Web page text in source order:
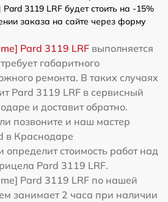
3119 LRF будет стоить на -15%
заказа на сайте через форму
Pard 3119 LRF выполняется
габаритного
ремонта. В таких случаях
Pard 3119 LRF в сервисный
и доставит обратно.
позвоните и наш мастер
в Краснодаре
определит стоимость работ над
Pard 3119 LRF.
Pard 3119 LRF по нашей
занимает 2 часа при наличии